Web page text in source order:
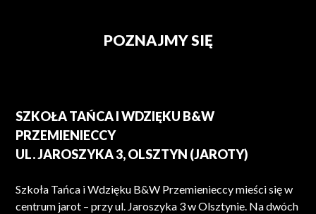
POZNAJMY SIĘ
SZKOŁA TAŃCA I WDZIĘKU B&W
PRZEMIENIECCY
UL. JAROSZYKA 3, OLSZTYN (JAROTY)
Szkoła Tańca i Wdzięku B&W Przemienieccy mieści się w
centrum jarot – przy ul. Jaroszyka 3 w Olsztynie. Na dwóch